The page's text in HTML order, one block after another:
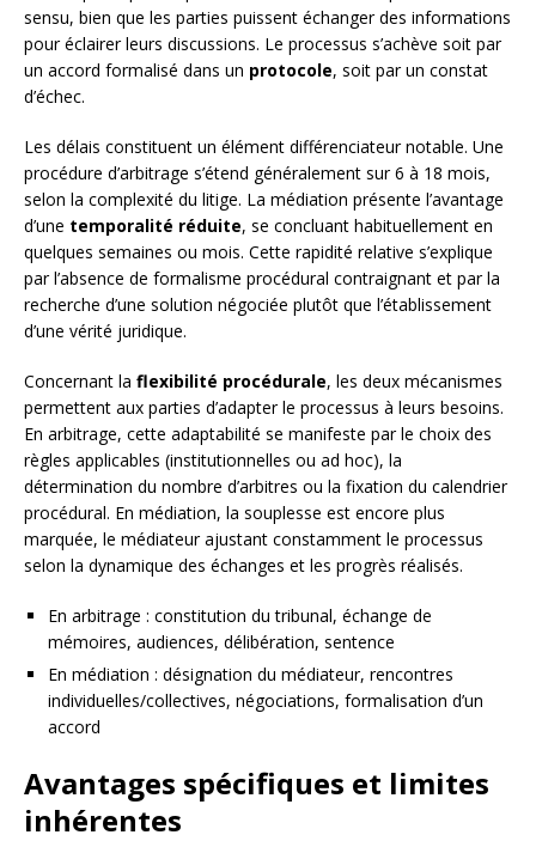
sensu, bien que les parties puissent échanger des informations
pour éclairer leurs discussions. Le processus s’achève soit par
un accord formalisé dans un protocole, soit par un constat
d’échec.
Les délais constituent un élément différenciateur notable. Une
procédure d’arbitrage s’étend généralement sur 6 à 18 mois,
selon la complexité du litige. La médiation présente l’avantage
d’une temporalité réduite, se concluant habituellement en
quelques semaines ou mois. Cette rapidité relative s’explique
par l’absence de formalisme procédural contraignant et par la
recherche d’une solution négociée plutôt que l’établissement
d’une vérité juridique.
Concernant la flexibilité procédurale, les deux mécanismes
permettent aux parties d’adapter le processus à leurs besoins.
En arbitrage, cette adaptabilité se manifeste par le choix des
règles applicables (institutionnelles ou ad hoc), la
détermination du nombre d’arbitres ou la fixation du calendrier
procédural. En médiation, la souplesse est encore plus
marquée, le médiateur ajustant constamment le processus
selon la dynamique des échanges et les progrès réalisés.
En arbitrage : constitution du tribunal, échange de
mémoires, audiences, délibération, sentence
En médiation : désignation du médiateur, rencontres
individuelles/collectives, négociations, formalisation d’un
accord
Avantages spécifiques et limites
inhérentes